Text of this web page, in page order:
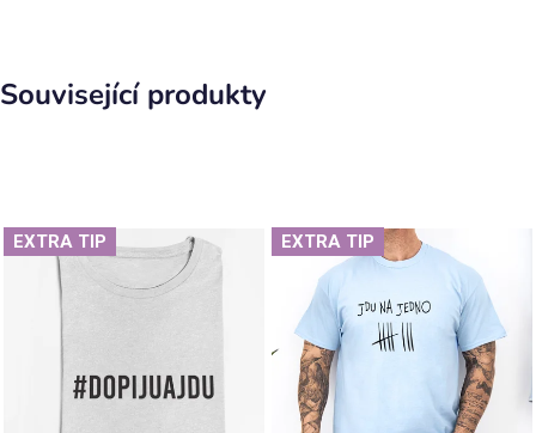
Související produkty
EXTRA TIP EXTRA TIP